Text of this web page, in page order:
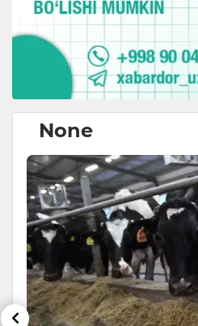
None